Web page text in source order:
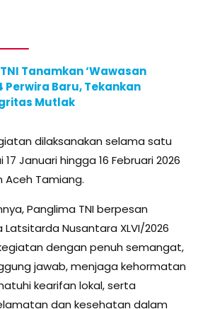
Tanamkan ‘Wawasan
Perwira Baru, Tekankan
Mutlak
dilaksanakan selama satu
Januari hingga 16 Februari 2026
Aceh Tamiang.
Panglima TNI berpesan
Nusantara XLVI/2026
dengan penuh semangat,
jawab, menjaga kehormatan
kearifan lokal, serta
dan kesehatan dalam